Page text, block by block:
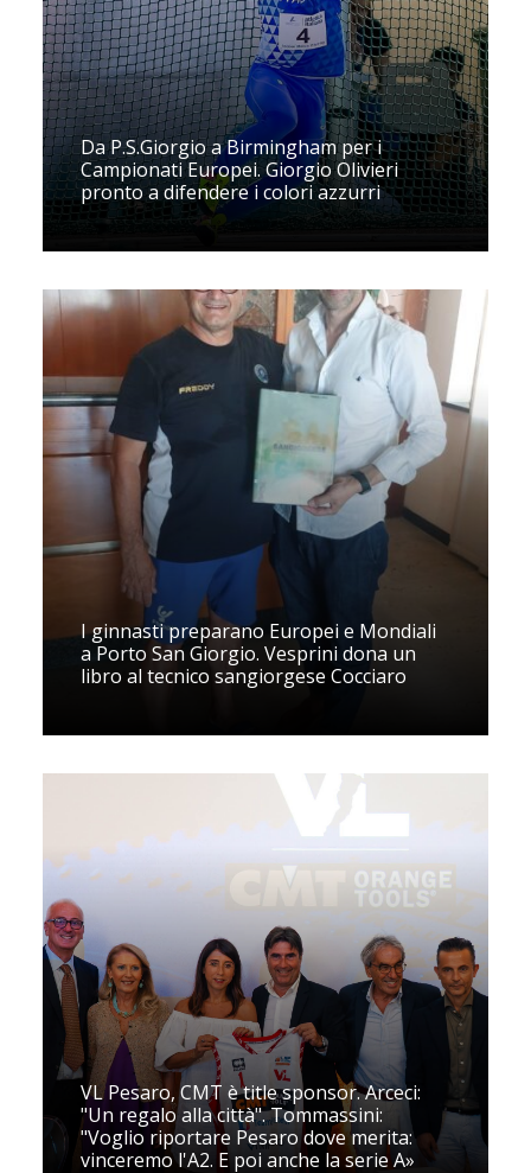
Da P.S.Giorgio a Birmingham per i
Campionati Europei. Giorgio Olivieri
pronto a difendere i colori azzurri
I ginnasti preparano Europei e Mondiali
a Porto San Giorgio. Vesprini dona un
libro al tecnico sangiorgese Cocciaro
VL Pesaro, CMT è title sponsor. Arceci:
"Un regalo alla città". Tommassini:
"Voglio riportare Pesaro dove merita:
vinceremo l'A2. E poi anche la serie A»